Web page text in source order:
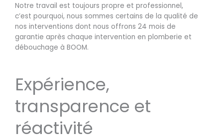
Notre travail est toujours propre et professionnel,
c’est pourquoi, nous sommes certains de la qualité de
nos interventions dont nous offrons 24 mois de
garantie après chaque intervention en plomberie et
débouchage à BOOM.
Expérience,
transparence et
réactivité